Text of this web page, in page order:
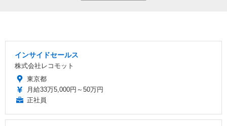
インサイドセールス
株式会社レコモット
東京都
月給33万5,000円～50万円
正社員